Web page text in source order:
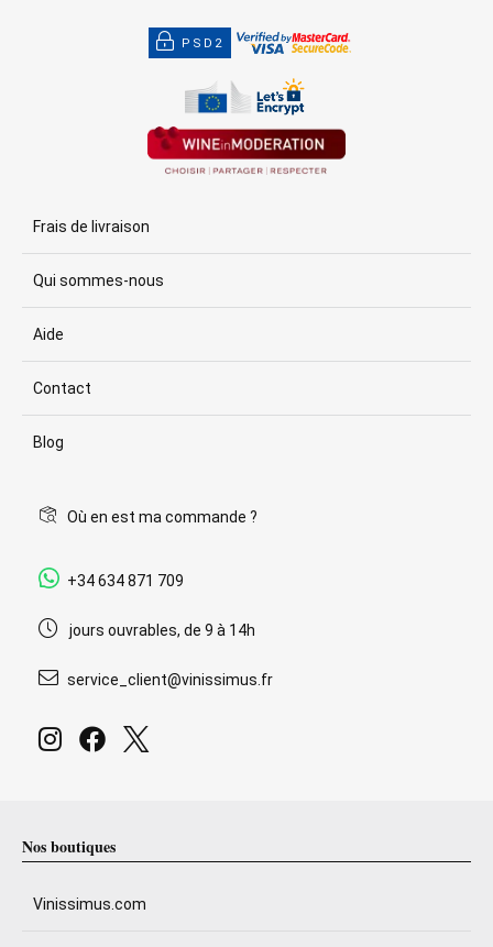
PSD2
Frais de livraison
Qui sommes-nous
Aide
Contact
Blog
Où en est ma commande ?
+34 634 871 709
jours ouvrables, de 9 à 14h
service_client@vinissimus.fr
Nos boutiques
Vinissimus.com